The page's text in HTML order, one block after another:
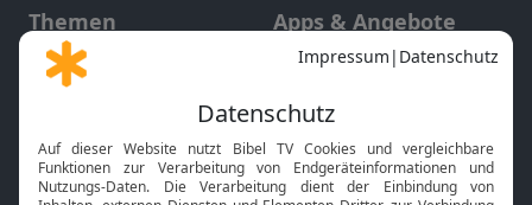
Themen
Gott und Bibel erklärt
Neuigkeiten
Apps & Angebote
Mobile App
Smart TV
HbbTV